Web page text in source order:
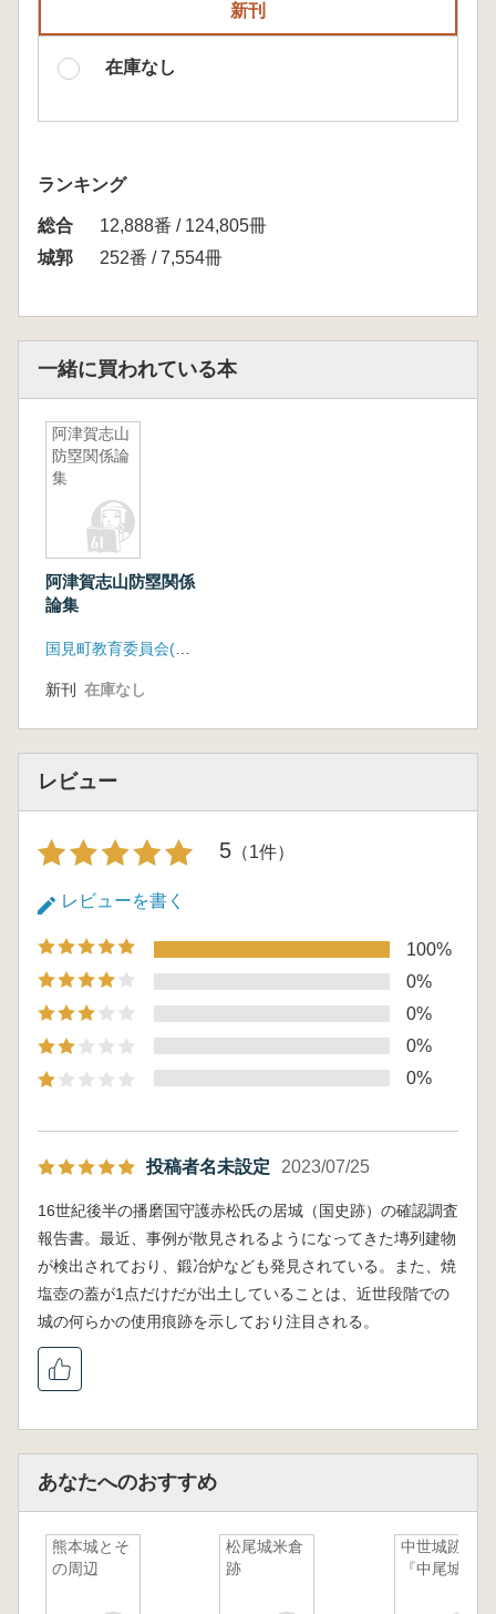
新刊
在庫なし
ランキング
総合
12,888番 / 124,805冊
城郭
252番 / 7,554冊
一緒に買われている本
阿津賀志山
防塁関係論
集
阿津賀志山防塁関係
論集
新刊 在庫なし
レビュー
5 （1件）
レビューを書く
100%
0%
0%
0%
0%
投稿者名未設定 2023/07/25
16世紀後半の播磨国守護赤松氏の居城（国史跡）の確認調査
報告書。最近、事例が散見されるようになってきた塼列建物
が検出されており、鍛冶炉なども発見されている。また、焼
塩壺の蓋が1点だけだが出土していることは、近世段階での
城の何らかの使用痕跡を示しており注目される。
あなたへのおすすめ
熊本城とそ
の周辺
松尾城米倉
跡
中世城跡
『中尾城』